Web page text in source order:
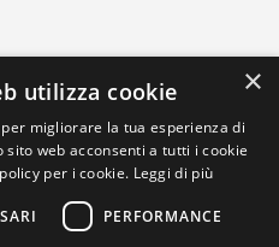
×
utilizza cookie
migliorare la tua esperienza di
web acconsenti a tutti i cookie
per i cookie. Leggi di più
PERFORMANCE